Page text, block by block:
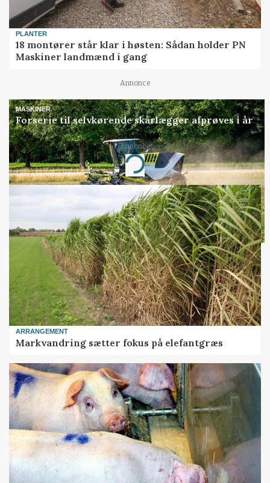
PLANTER
18 montører står klar i høsten: Sådan holder PN
Maskiner landmænd i gang
Annonce
MASKINER
Forserie til selvkørende skårlægger afprøves i år
Annonce
Loading...
ARRANGEMENT
Markvandring sætter fokus på elefantgræs